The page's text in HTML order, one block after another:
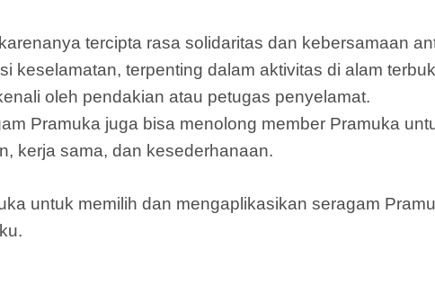
tercipta rasa solidaritas dan kebersamaan
keselamatan, terpenting dalam aktivitas di alam
oleh pendakian atau petugas penyelamat.
Pramuka juga bisa menolong member Pramuka
kerja sama, dan kesederhanaan.
untuk memilih dan mengaplikasikan seragam